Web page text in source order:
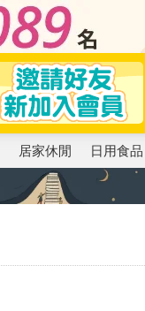
居家休閒 日用食品